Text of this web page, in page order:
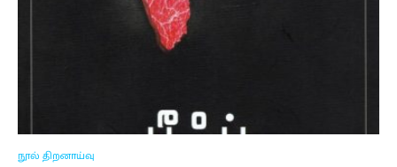
நூல் திறனாய்வு